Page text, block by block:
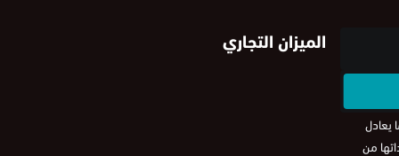
يعادل
من
الميزان التجاري